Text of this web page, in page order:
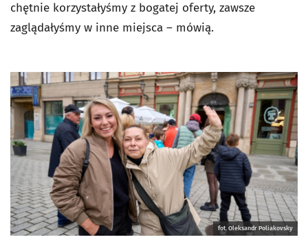
chętnie korzystałyśmy z bogatej oferty, zawsze
zaglądałyśmy w inne miejsca – mówią.
fot. Oleksandr Poliakovsky